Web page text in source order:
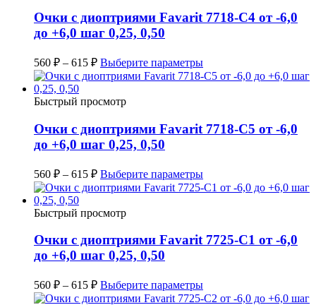
Очки с диоптриями Favarit 7718-C4 от -6,0
до +6,0 шаг 0,25, 0,50
560 ₽ – 615 ₽ Выберите параметры
Быстрый просмотр
Очки с диоптриями Favarit 7718-C5 от -6,0
до +6,0 шаг 0,25, 0,50
560 ₽ – 615 ₽ Выберите параметры
Быстрый просмотр
Очки с диоптриями Favarit 7725-C1 от -6,0
до +6,0 шаг 0,25, 0,50
560 ₽ – 615 ₽ Выберите параметры